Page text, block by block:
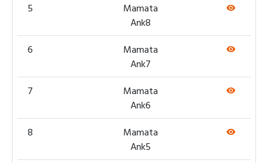
5
Mamata
Ank8
6
Mamata
Ank7
7
Mamata
Ank6
8
Mamata
Ank5